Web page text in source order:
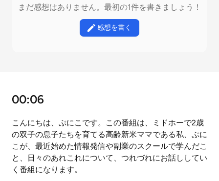
まだ感想はありません。最初の1件を書きましょう！
感想を書く
00:06
こんにちは、ぷにこです。この番組は、ミドホーで2歳
の双子の息子たちを育てる高齢新米ママである私、ぷに
こが、最近始めた情報発信や副業のスクールで学んだこ
と、日々のあれこれについて、つれづれにお話ししてい
く番組になります。